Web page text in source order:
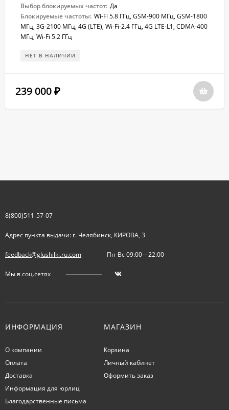
Выбор блокируемых частот: Да
Блокируемые частоты: Wi-Fi 5.8 ГГц, GSM-900 МГц, GSM-1800
МГц, 3G-2100 МГц, 4G (LTE), Wi-Fi-2.4 ГГц, 4G LTE-L1, CDMA-400
МГц, Wi-Fi 5.2 ГГц
НЕТ В НАЛИЧИИ
239 000 ₽
8(800)511-57-07
Адрес пункта выдачи: г. Челябинск, КИРОВА, 3
feedback@glushilki.ru.com Пн-Вс 09:00—22:00
Мы в соц.сетях
ИНФОРМАЦИЯ
О компании
Оплата
Доставка
Информация для юрлиц
Благодарственные письма
МАГАЗИН
Корзина
Личный кабинет
Оформить заказ